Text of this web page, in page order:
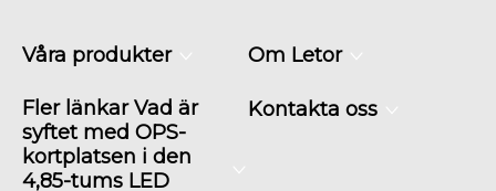
Våra produkter Om Letor
Fler länkar Vad är
syftet med OPS-
kortplatsen i den
4,85-tums LED
Kontakta oss